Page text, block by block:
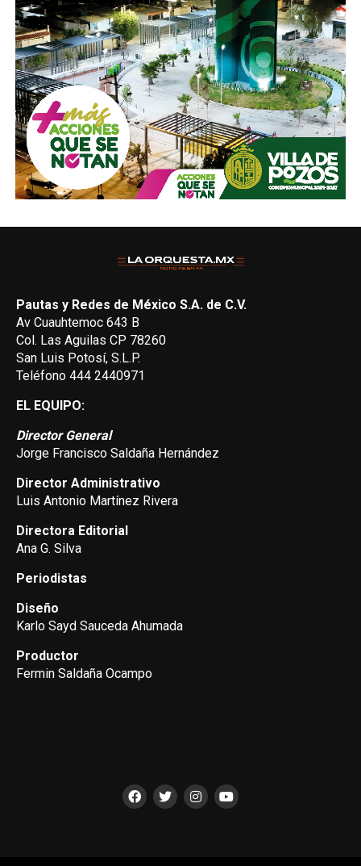
Pautas y Redes de México S.A. de C.V.
Av Cuauhtemoc 643 B
Col. Las Aguilas CP 78260
San Luis Potosí, S.L.P.
Teléfono 444 2440971
EL EQUIPO:
Director General
Jorge Francisco Saldaña Hernández
Director Administrativo
Luis Antonio Martínez Rivera
Directora Editorial
Ana G. Silva
Periodistas
Diseño
Karlo Sayd Sauceda Ahumada
Productor
Fermin Saldaña Ocampo